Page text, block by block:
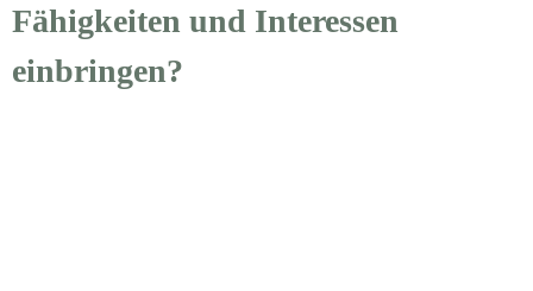
Fähigkeiten und Interessen
einbringen?